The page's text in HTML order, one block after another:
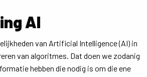
AI
van Artificial Intelligence (AI) in
van algoritmes. Dat doen we zodanig
hebben die nodig is om die ene